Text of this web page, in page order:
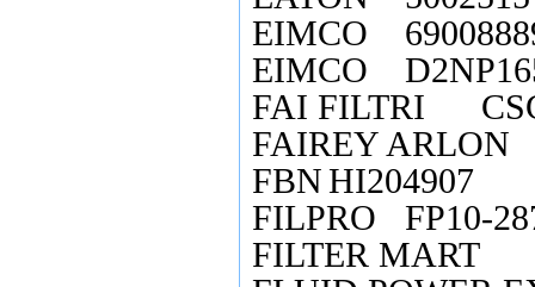
EIMCO
EIMCO
FAI FILTRI
FAIREY ARLON
FBNHI204907
FILPRO
FP10-
FILTER MART